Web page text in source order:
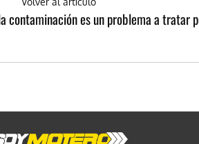
contaminación es un problema a tratar